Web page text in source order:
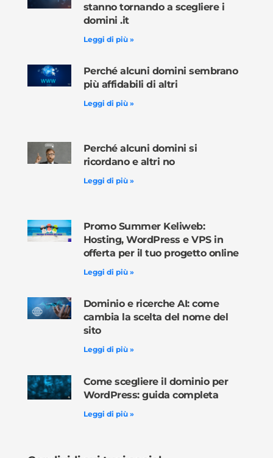
stanno tornando a scegliere i
domini .it
Leggi di più »
Perché alcuni domini sembrano
più affidabili di altri
Leggi di più »
Perché alcuni domini si
ricordano e altri no
Leggi di più »
Promo Summer Keliweb:
Hosting, WordPress e VPS in
offerta per il tuo progetto online
Leggi di più »
Dominio e ricerche AI: come
cambia la scelta del nome del
sito
Leggi di più »
Come scegliere il dominio per
WordPress: guida completa
Leggi di più »